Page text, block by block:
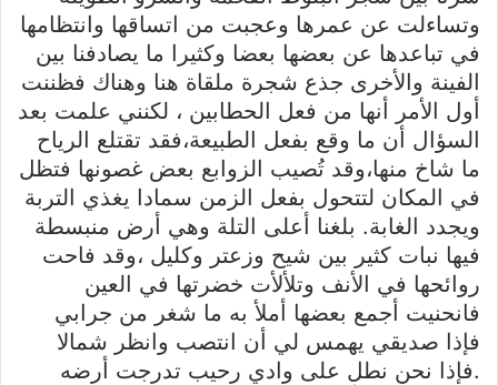
وتساءلت عن عمرها وعجبت من اتساقها وانتظامها
في تباعدها عن بعضها بعضا وكثيرا ما يصادفنا بين
الفينة والأخرى جذع شجرة ملقاة هنا وهناك فظننت
أول الأمر أنها من فعل الحطابين ، لكنني علمت بعد
السؤال أن ما وقع بفعل الطبيعة،فقد تقتلع الرياح
ما شاخ منها،وقد تُصيب الزوابع بعض غصونها فتظل
في المكان لتتحول بفعل الزمن سمادا يغذي التربة
ويجدد الغابة. بلغنا أعلى التلة وهي أرض منبسطة
فيها نبات كثير بين شيح وزعتر وكليل ،وقد فاحت
روائحها في الأنف وتلألأت خضرتها في العين
فانحنيت أجمع بعضها أملأ به ما شغر من جرابي
فإذا صديقي يهمس لي أن انتصب وانظر شمالا
.فإذا نحن نطل على وادي رحيب تدرجت أرضه